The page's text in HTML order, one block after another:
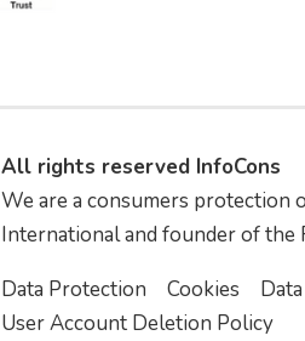
All rights reserved InfoCons
We are a consumers protection
International and founder of the
Data Protection
Cookies
User Account Deletion Policy